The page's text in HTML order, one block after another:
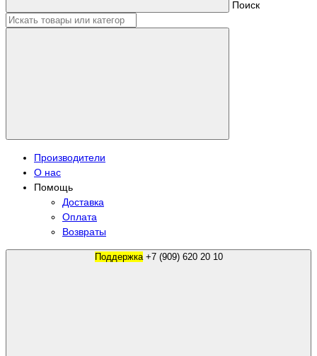
Поиск
Производители
О нас
Помощь
Доставка
Оплата
Возвраты
Поддержка +7 (909) 620 20 10